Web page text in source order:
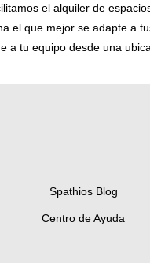
el alquiler de
el que mejor se adapte a
a tu equipo desde una
Spathios Blog
Centro de Ayuda